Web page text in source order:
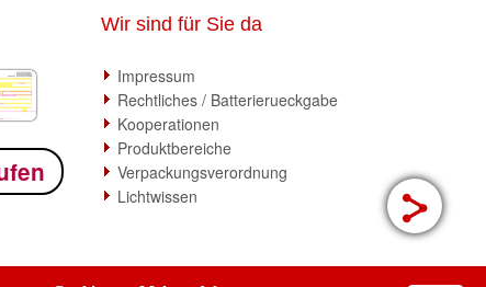
Wir sind für Sie da
Impressum
Rechtliches / Batterierueckgabe
Kooperationen
Produktbereiche
Verpackungsverordnung
Lichtwissen